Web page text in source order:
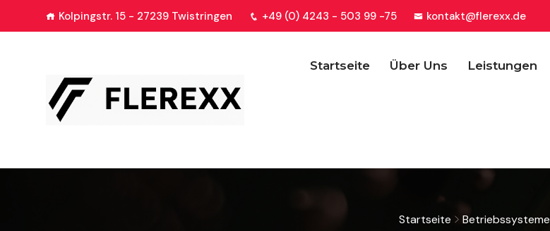
Kolpingstr. 15 - 27239 Twistringen +49 (0) 4243 - 503 99 -75 kontakt@flerexx.de
Startseite Über Uns Leistungen
Startseite Betriebssysteme